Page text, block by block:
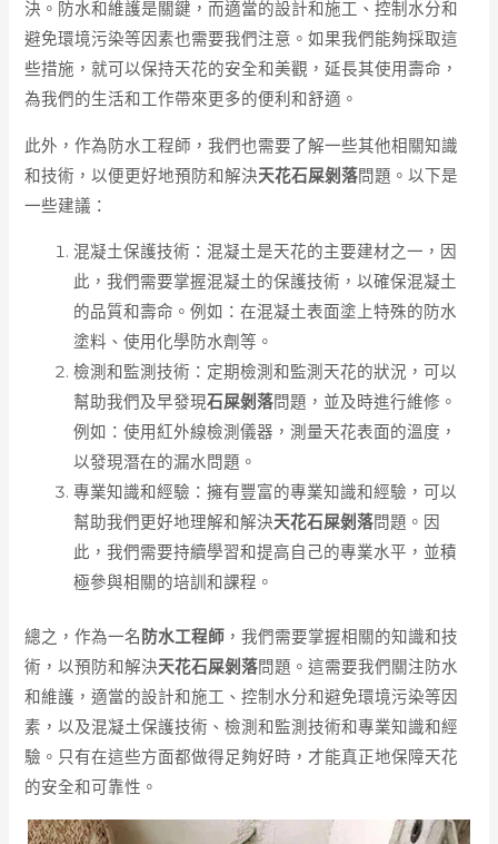
決。防水和維護是關鍵，而適當的設計和施工、控制水分和
避免環境污染等因素也需要我們注意。如果我們能夠採取這
些措施，就可以保持天花的安全和美觀，延長其使用壽命，
為我們的生活和工作帶來更多的便利和舒適。
此外，作為防水工程師，我們也需要了解一些其他相關知識
和技術，以便更好地預防和解決天花石屎剝落問題。以下是
一些建議：
混凝土保護技術：混凝土是天花的主要建材之一，因
此，我們需要掌握混凝土的保護技術，以確保混凝土
的品質和壽命。例如：在混凝土表面塗上特殊的防水
塗料、使用化學防水劑等。
檢測和監測技術：定期檢測和監測天花的狀況，可以
幫助我們及早發現石屎剝落問題，並及時進行維修。
例如：使用紅外線檢測儀器，測量天花表面的溫度，
以發現潛在的漏水問題。
專業知識和經驗：擁有豐富的專業知識和經驗，可以
幫助我們更好地理解和解決天花石屎剝落問題。因
此，我們需要持續學習和提高自己的專業水平，並積
極參與相關的培訓和課程。
總之，作為一名 防水工程師 ，我們需要掌握相關的知識和技
術，以預防和解決天花石屎剝落問題。這需要我們關注防水
和維護，適當的設計和施工、控制水分和避免環境污染等因
素，以及混凝土保護技術、檢測和監測技術和專業知識和經
驗。只有在這些方面都做得足夠好時，才能真正地保障天花
的安全和可靠性。